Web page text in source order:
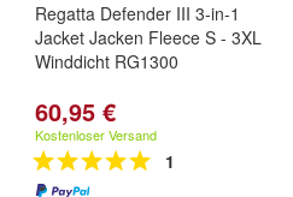
Regatta Defender III 3-in-1
Jacket Jacken Fleece S - 3XL
Winddicht RG1300
60,95 €
Kostenloser Versand
1